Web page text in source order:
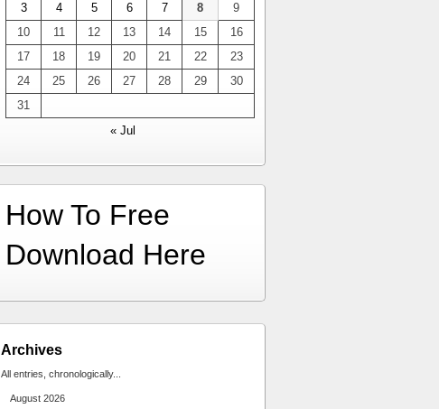
3
4 5 6 7 8
9
10
11 12 13 14 15
16
17
18 19 20 21 22
23
24
25 26 27 28 29
30
31
« Jul
How To Free
Download Here
Archives
All entries, chronologically...
August 2026